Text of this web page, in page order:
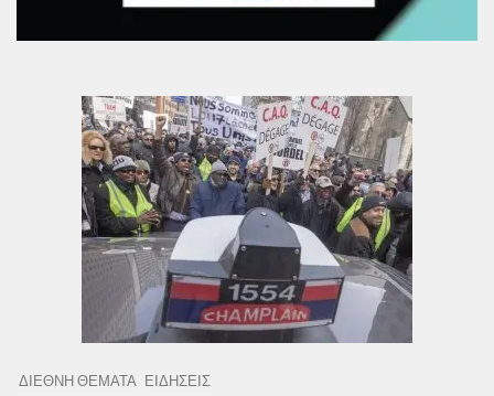
ΔΙΕΘΝΗ ΘΕΜΑΤΑ ΕΙΔΗΣΕΙΣ